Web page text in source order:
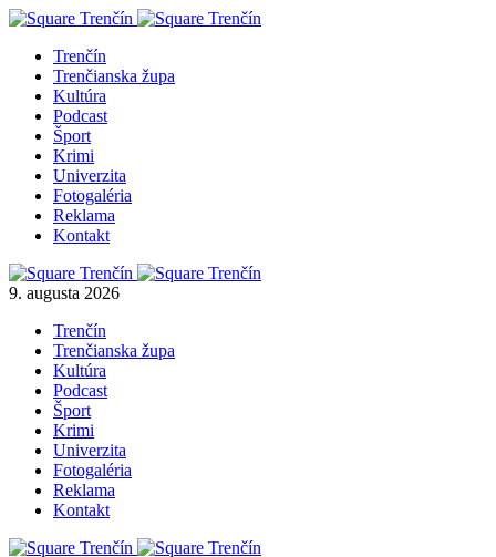
Trenčín
Trenčianska župa
Kultúra
Podcast
Šport
Krimi
Univerzita
Fotogaléria
Reklama
Kontakt
9. augusta 2026
Trenčín
Trenčianska župa
Kultúra
Podcast
Šport
Krimi
Univerzita
Fotogaléria
Reklama
Kontakt